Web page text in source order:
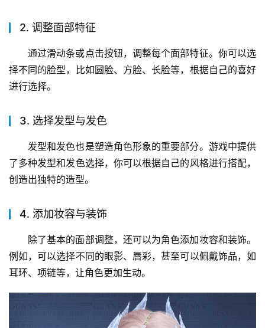
2. 调整面部特征
通过滑动条或点击按钮，调整每个面部特征。你可以选
择不同的脸型，比如圆脸、方脸、长脸等，根据自己的喜好
进行选择。
3. 选择发型与发色
发型和发色也是塑造角色形象的重要部分。游戏中提供
了多种发型和发色选择，你可以根据自己的风格进行搭配，
创造出独特的造型。
4. 添加妆容与装饰
除了基本的面部调整，还可以为角色添加妆容和装饰。
例如，可以选择不同的眼影、唇彩，甚至可以佩戴饰品，如
耳环、项链等，让角色更加生动。